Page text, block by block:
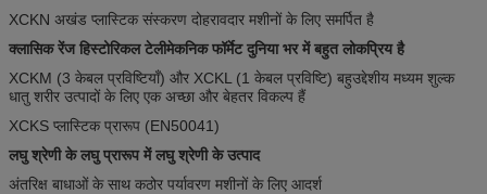
XCKN अखंड प्लास्टिक संस्करण दोहरावदार मशीनों के लिए समर्पित है
क्लासिक रेंज हिस्टोरिकल टेलीमेकनिक फॉर्मेट दुनिया भर में बहुत लोकप्रिय है
XCKM (3 केबल प्रविष्टियाँ) और XCKL (1 केबल प्रविष्टि) बहुउद्देशीय मध्यम शुल्क
धातु शरीर उत्पादों के लिए एक अच्छा और बेहतर विकल्प हैं
XCKS प्लास्टिक प्रारूप (EN50041)
लघु श्रेणी के लघु प्रारूप में लघु श्रेणी के उत्पाद
अंतरिक्ष बाधाओं के साथ कठोर पर्यावरण मशीनों के लिए आदर्श